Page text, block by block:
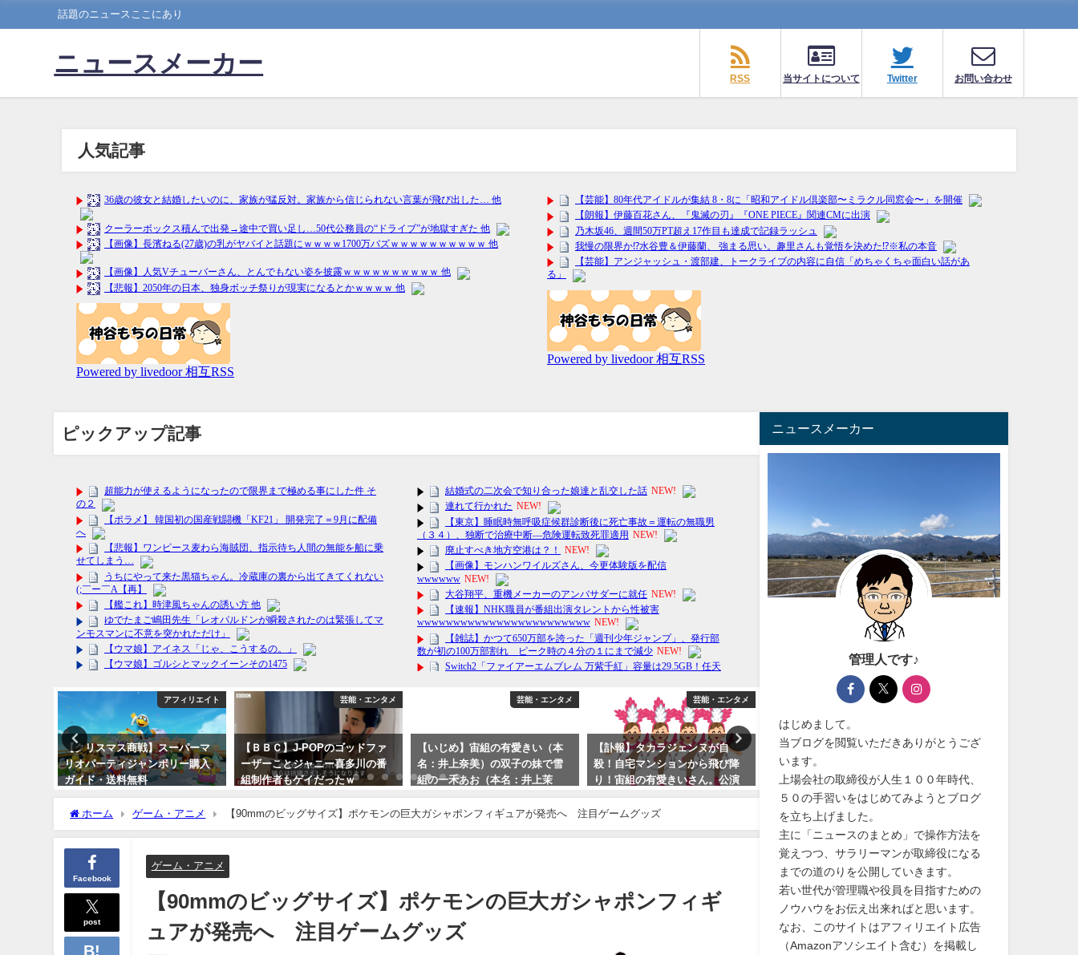
話題のニュースここにあり
ニュースメーカー
RSS 当サイトについて Twitter お問い合わせ
人気記事
ピックアップ記事
アフィリエイト
【クリスマス商戦】スーパーマ
リオパーティジャンボリー購入
ガイド・送料無料
芸能・エンタメ
【ＢＢＣ】J-POPのゴッドファ
ーザーことジャニー喜多川の番
組制作者もゲイだったｗ
芸能・エンタメ
【いじめ】宙組の有愛きい（本
名：井上奈美）の双子の妹で雪
組の一禾あお（本名：井上茉
美）の動揺。天彩峰里さん警察
に事情聴取受ける！？
芸能・エンタメ
【訃報】タカラジェンヌが自
殺！自宅マンションから飛び降
り！宙組の有愛きいさん。公演
は急遽中止に！
2023年10月1日
アフィリエイト
【送料無料】幻の銘菓！カール
の魅力とおすすめの味、今だけ
限定発売！
2024年1月27日
【可愛い！】MusicLegs(
プリントストッキング/タイ
ML7166
ホーム ゲーム・アニメ 【90mmのビッグサイズ】ポケモンの巨大ガシャポンフィギュアが発売へ 注目ゲームグッズ
Facebook
post
ゲーム・アニメ
【90mmのビッグサイズ】ポケモンの巨大ガシャポンフィギ
ュアが発売へ 注目ゲームグッズ
ニュースメーカー
管理人です♪
はじめまして。
当ブログを閲覧いただきありがとうござ
います。
上場会社の取締役が人生１００年時代、
５０の手習いをはじめてみようとブログ
を立ち上げました。
主に「ニュースのまとめ」で操作方法を
覚えつつ、サラリーマンが取締役になる
までの道のりを公開していきます。
若い世代が管理職や役員を目指すための
ノウハウをお伝え出来ればと思います。
なお、このサイトはアフィリエイト広告
（Amazonアソシエイト含む）を掲載し